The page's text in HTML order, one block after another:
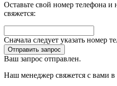
Оставьте свой номер телефона
свяжется:
Сначала следует указать номер
Отправить запрос
Ваш запрос отправлен.
Наш менеджер свяжется с вами